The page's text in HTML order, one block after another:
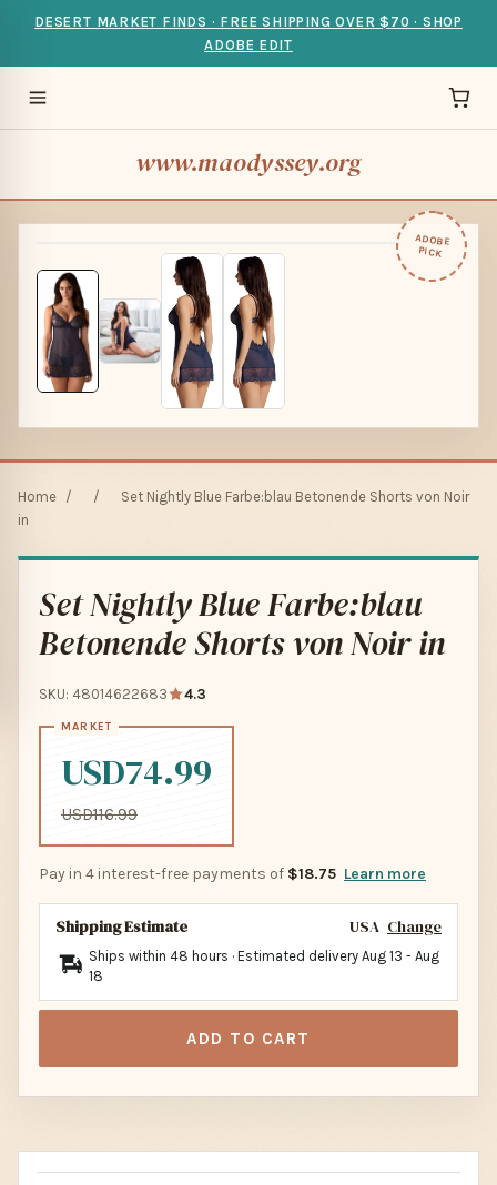
DESERT MARKET FINDS · FREE SHIPPING OVER $70 · SHOP
ADOBE EDIT
www.maodyssey.org
ADOBE
PICK
Home / /
Set Nightly Blue Farbe:blau Betonende Shorts von Noir
in
Set Nightly Blue Farbe:blau
Betonende Shorts von Noir in
SKU: 48014622683 4.3
USD74.99
USD116.99
Pay in 4 interest-free payments of $18.75 Learn more
Shipping Estimate USA Change
Ships within 48 hours · Estimated delivery Aug 13 - Aug
18
ADD TO CART